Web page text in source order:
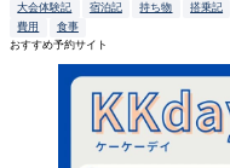
大会体験記
宿泊記 持ち物 搭乗記
費用
食事
おすすめ予約サイト